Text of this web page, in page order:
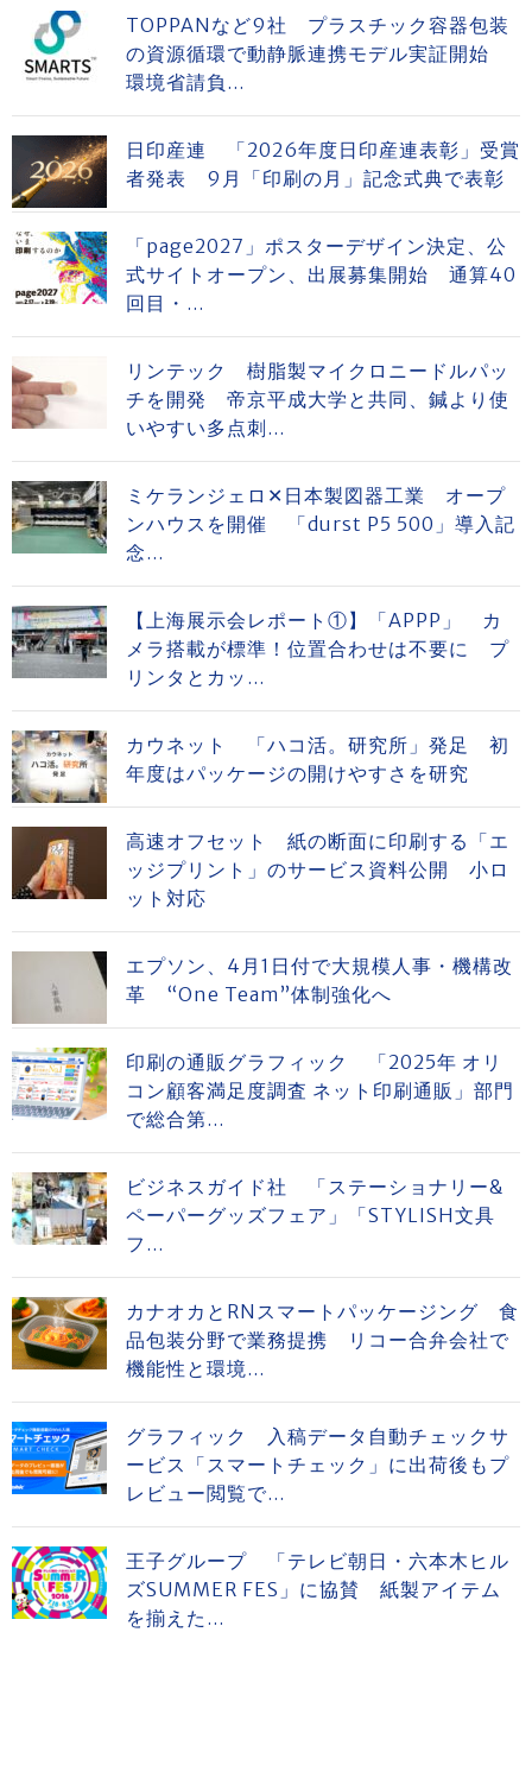
TOPPANなど9社 プラスチック容器包装
の資源循環で動静脈連携モデル実証開始
環境省請負...
日印産連 「2026年度日印産連表彰」受賞
者発表 9月「印刷の月」記念式典で表彰
「page2027」ポスターデザイン決定、公
式サイトオープン、出展募集開始 通算40
回目・...
リンテック 樹脂製マイクロニードルパッ
チを開発 帝京平成大学と共同、鍼より使
いやすい多点刺...
ミケランジェロ✕日本製図器工業 オープ
ンハウスを開催 「durst P5 500」導入記
念...
【上海展示会レポート①】「APPP」 カ
メラ搭載が標準！位置合わせは不要に プ
リンタとカッ...
カウネット 「ハコ活。研究所」発足 初
年度はパッケージの開けやすさを研究
高速オフセット 紙の断面に印刷する「エ
ッジプリント」のサービス資料公開 小ロ
ット対応
エプソン、4月1日付で大規模人事・機構改
革 “One Team”体制強化へ
印刷の通販グラフィック 「2025年 オリ
コン顧客満足度調査 ネット印刷通販」部門
で総合第...
ビジネスガイド社 「ステーショナリー&
ペーパーグッズフェア」「STYLISH文具
フ...
カナオカとRNスマートパッケージング 食
品包装分野で業務提携 リコー合弁会社で
機能性と環境...
グラフィック 入稿データ自動チェックサ
ービス「スマートチェック」に出荷後もプ
レビュー閲覧で...
王子グループ 「テレビ朝日・六本木ヒル
ズSUMMER FES」に協賛 紙製アイテム
を揃えた...